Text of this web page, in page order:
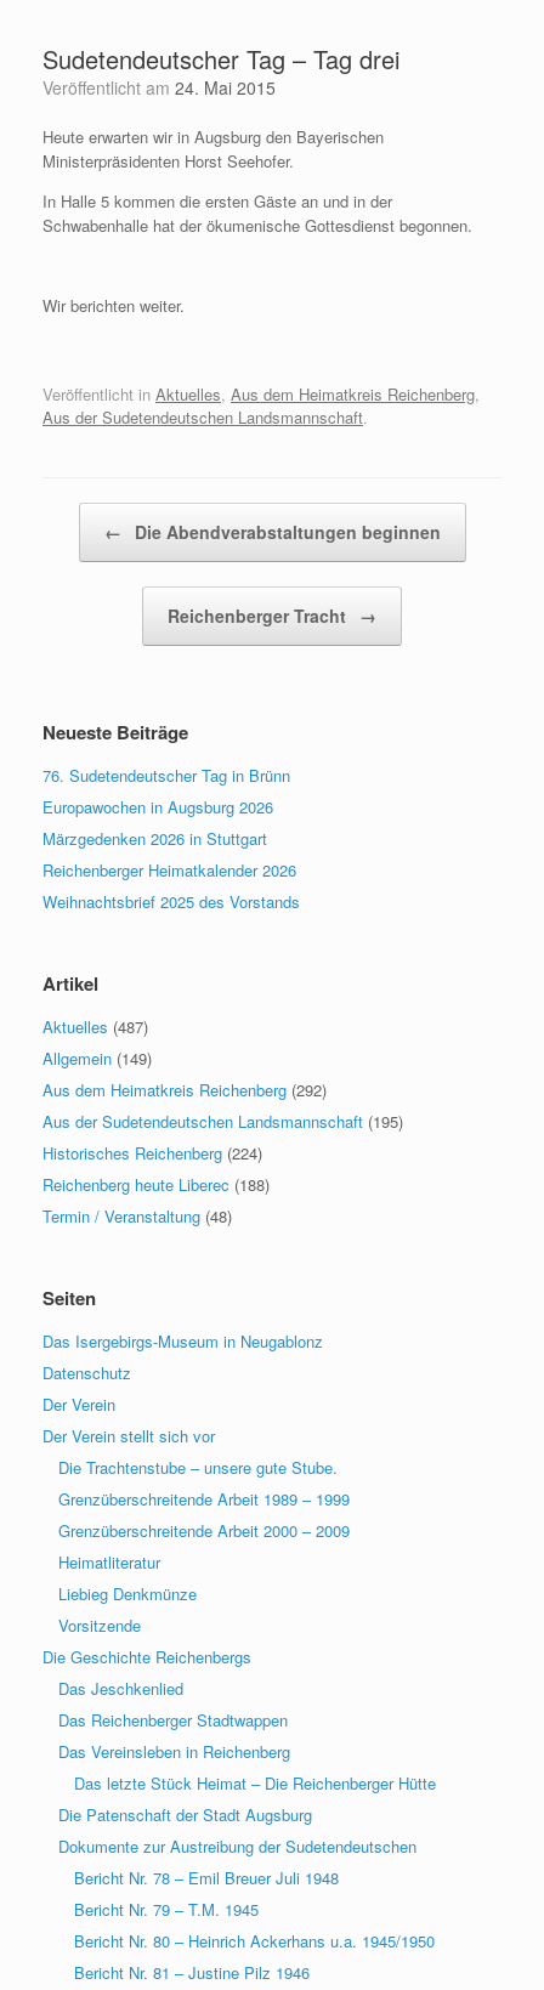
springenSudetendeutscher Tag – Tag drei
Veröffentlicht am 24. Mai 2015
Heute erwarten wir in Augsburg den Bayerischen
Ministerpräsidenten Horst Seehofer.
In Halle 5 kommen die ersten Gäste an und in der
Schwabenhalle hat der ökumenische Gottesdienst begonnen.
Wir berichten weiter.
Veröffentlicht in Aktuelles, Aus dem Heimatkreis Reichenberg,
Aus der Sudetendeutschen Landsmannschaft.
← Die Abendverabstaltungen beginnen
Reichenberger Tracht →
Neueste Beiträge
76. Sudetendeutscher Tag in Brünn
Europawochen in Augsburg 2026
Märzgedenken 2026 in Stuttgart
Reichenberger Heimatkalender 2026
Weihnachtsbrief 2025 des Vorstands
Artikel
Aktuelles (487)
Allgemein (149)
Aus dem Heimatkreis Reichenberg (292)
Aus der Sudetendeutschen Landsmannschaft (195)
Historisches Reichenberg (224)
Reichenberg heute Liberec (188)
Termin / Veranstaltung (48)
Seiten
Das Isergebirgs-Museum in Neugablonz
Datenschutz
Der Verein
Der Verein stellt sich vor
Die Trachtenstube – unsere gute Stube.
Grenzüberschreitende Arbeit 1989 – 1999
Grenzüberschreitende Arbeit 2000 – 2009
Heimatliteratur
Liebieg Denkmünze
Vorsitzende
Die Geschichte Reichenbergs
Das Jeschkenlied
Das Reichenberger Stadtwappen
Das Vereinsleben in Reichenberg
Das letzte Stück Heimat – Die Reichenberger Hütte
Die Patenschaft der Stadt Augsburg
Dokumente zur Austreibung der Sudetendeutschen
Bericht Nr. 78 – Emil Breuer Juli 1948
Bericht Nr. 79 – T.M. 1945
Bericht Nr. 80 – Heinrich Ackerhans u.a. 1945/1950
Bericht Nr. 81 – Justine Pilz 1946